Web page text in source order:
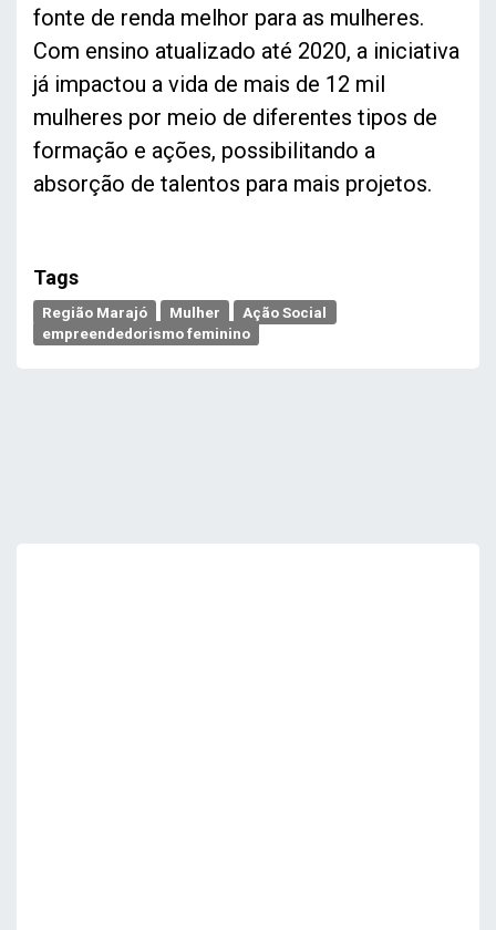
fonte de renda melhor para as mulheres.
Com ensino atualizado até 2020, a iniciativa
já impactou a vida de mais de 12 mil
mulheres por meio de diferentes tipos de
formação e ações, possibilitando a
absorção de talentos para mais projetos.
Tags
Região Marajó Mulher
Ação Social
empreendedorismo feminino